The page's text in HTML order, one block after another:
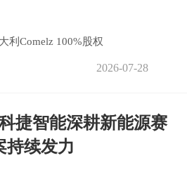
利Comelz 100%股权
2026-07-28
捷智能深耕新能源赛
持续发力